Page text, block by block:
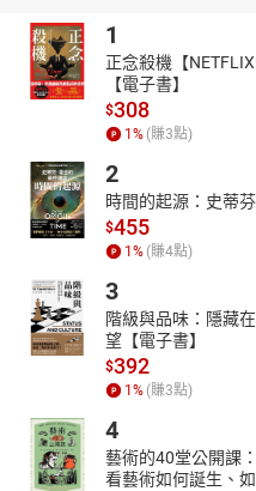
1
正念殺機【
【電子書】
$308
1 % (賺3點)
2
時間的起源：史蒂
$455
1 % (賺4點)
3
階級與品味：隱藏
望【電子書】
$392
1 % (賺3點)
4
藝術的40堂公開課
看藝術如何誕生、